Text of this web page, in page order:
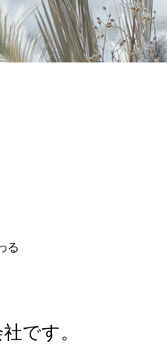
る
です。